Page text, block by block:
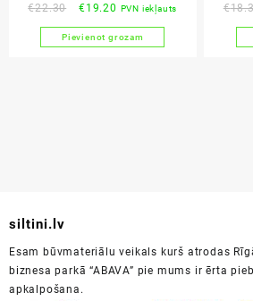
€22.30
Original
price
was:
€19.20 Current
price
is:
PVN iekļauts
Pievienot grozam
€
siltini.lv
Esam būvmateriālu veikals kurš atrodas
biznesa parkā “ABAVA” pie mums ir ērta
apkalpošana.